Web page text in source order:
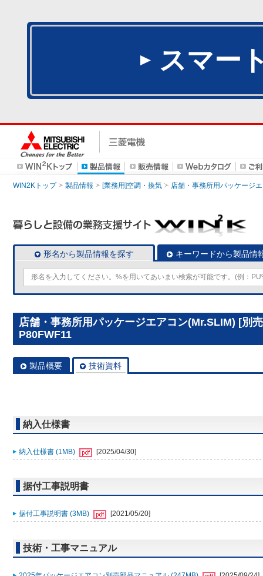
スマー
WIN2Kトップ 製品情報 [業務用]空調・換気 店舗・事務所用パッケージ
形名から製品情報を探す キーワードから製品情
店舗・事務所用パッケージエアコン(Mr.SLIM) [別
P80FWF11
製品概要 技術資料
納入仕様書
納入仕様書 (1MB) [2025/04/30]
据付工事説明書
据付工事説明書 (3MB) [2021/05/20]
技術・工事マニュアル